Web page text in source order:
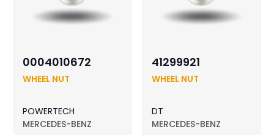
0004010672
WHEEL NUT
POWERTECH
MERCEDES-BENZ
41299921
WHEEL NUT
DT
MERCEDES-BENZ